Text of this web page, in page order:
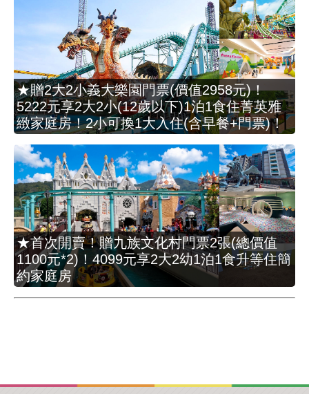
★贈2大2小義大樂園門票(價值2958元)！
5222元享2大2小(12歲以下)1泊1食住菁英雅
緻家庭房！2小可換1大入住(含早餐+門票)！
★首次開賣！贈九族文化村門票2張(總價值
1100元*2)！4099元享2大2幼1泊1食升等住簡
約家庭房